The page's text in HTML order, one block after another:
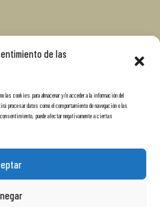
de las
cookies para almacenar y/o acceder a la información del
datos como el comportamiento de navegación o las
puede afectar negativamente a ciertas